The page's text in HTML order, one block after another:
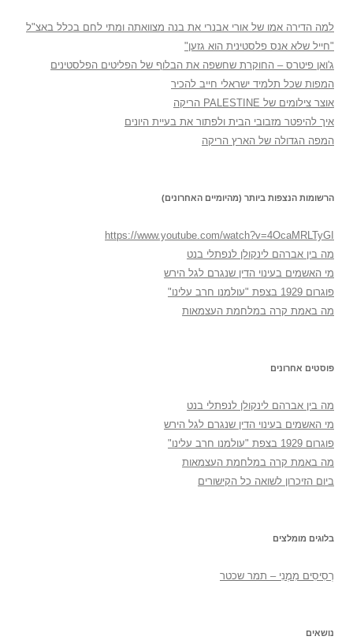
למה הדירה אמו של אורי אבנרי את בנה מצוואתה ומתי לחם בכלל באצ"ל
"חייל שלא אנס פלסטינית הוא גזען"
ג'ואן פיטרס – החוקרת שחשפה את הבלוף של הפליטים הפלסטינים
המפות שכל תלמיד ישראלי חייב להכיר
אוצר צילומים של PALESTINE הריקה
איך להיפטר מזבובי הבית ולפתור את בעיית היונים
המפה הגדולה של הארץ הריקה
הרשומות הנצפות ביותר (מהיומיים האחרונים)
https://www.youtube.com/watch?v=4OcaMRLTyGI
מה בין אברהם לינקולן לנפתלי בנט
מי האשמים בעינוי הדין שנגרם לגל הירש
פוגרום 1929 בצפת "עולמנו חרב עלינו"
מה באמת קרה במלחמת העצמאות
פוסטים אחרונים
מה בין אברהם לינקולן לנפתלי בנט
מי האשמים בעינוי הדין שנגרם לגל הירש
פוגרום 1929 בצפת "עולמנו חרב עלינו"
מה באמת קרה במלחמת העצמאות
ביום הזיכרון לשואה כל הקישורים
בלוגים מומלצים
רְסִיסִים מִמֶנִי – תמר שכטר
נושאים